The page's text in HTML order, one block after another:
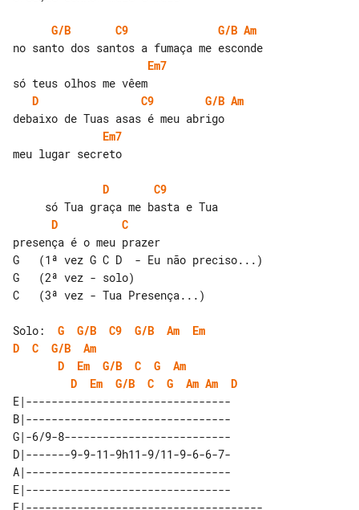
G/B C9 G/B Am
Em7
D
C9 G/B Am
Em7
meu lugar secreto
D
C9
D
C
presença é o meu prazer
G   (1ª vez G C D  - Eu não preciso...)
G   (2ª vez - solo)
C   (3ª vez - Tua Presença...)
Solo: G G/B C9 G/B Am
Em
D
C G/B
Am
D
Em G/B C G
Am
D
Em G/B C G Am Am
D
E|--------------------------------
B|--------------------------------
G|-6/9-8--------------------------
D|-------9-9-11-9h11-9/11-9-6-6-7-
A|--------------------------------
E|--------------------------------